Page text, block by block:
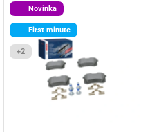
Novinka
First minute
+2